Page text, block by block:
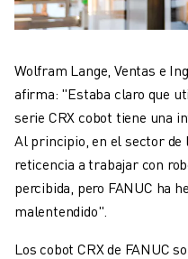
Wolfram Lange, Ventas e
afirma: "Estaba claro que
serie CRX cobot tiene una
Al principio, en el sector de
reticencia a trabajar con
percibida, pero FANUC ha
malentendido".
Los cobot CRX de FANUC